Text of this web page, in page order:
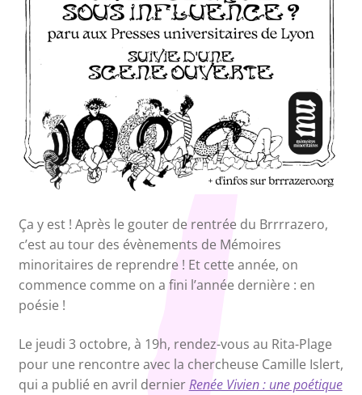
Ça y est ! Après le gouter de rentrée du Brrrrazero,
c’est au tour des évènements de Mémoires
minoritaires de reprendre ! Et cette année, on
commence comme on a fini l’année dernière : en
poésie !
Le jeudi 3 octobre, à 19h, rendez-vous au Rita-Plage
pour une rencontre avec la chercheuse Camille Islert,
qui a publié en avril dernierRenée Vivien : une poétique